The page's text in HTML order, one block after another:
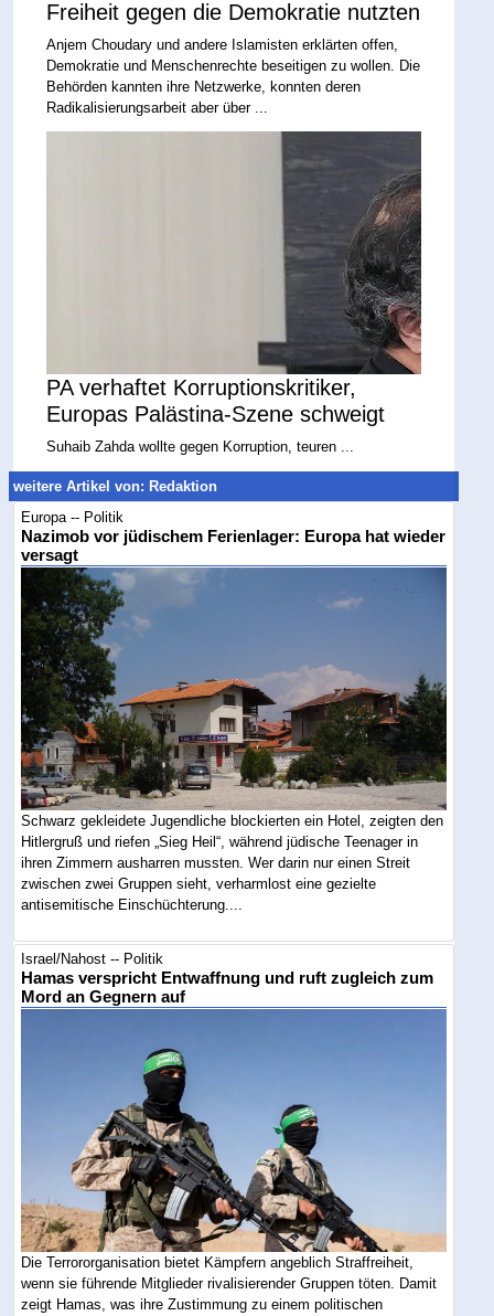
Freiheit gegen die Demokratie nutzten
Anjem Choudary und andere Islamisten erklärten offen,
Demokratie und Menschenrechte beseitigen zu wollen. Die
Behörden kannten ihre Netzwerke, konnten deren
Radikalisierungsarbeit aber über ...
PA verhaftet Korruptionskritiker,
Europas Palästina-Szene schweigt
Suhaib Zahda wollte gegen Korruption, teuren ...
weitere Artikel von: Redaktion
Europa -- Politik
Nazimob vor jüdischem Ferienlager: Europa hat wieder
versagt
Schwarz gekleidete Jugendliche blockierten ein Hotel, zeigten den
Hitlergruß und riefen „Sieg Heil“, während jüdische Teenager in
ihren Zimmern ausharren mussten. Wer darin nur einen Streit
zwischen zwei Gruppen sieht, verharmlost eine gezielte
antisemitische Einschüchterung....
Israel/Nahost -- Politik
Hamas verspricht Entwaffnung und ruft zugleich zum
Mord an Gegnern auf
Die Terrororganisation bietet Kämpfern angeblich Straffreiheit,
wenn sie führende Mitglieder rivalisierender Gruppen töten. Damit
zeigt Hamas, was ihre Zustimmung zu einem politischen